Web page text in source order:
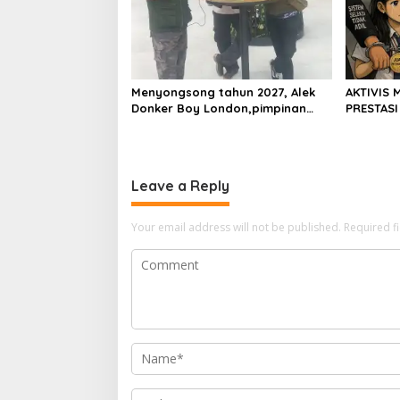
Menyongsong tahun 2027, Alek
Donker Boy London,pimpinan
menjalankan tugas jurnalistik
AKTIVIS
Leave a Reply
Your email address will not be published. Required